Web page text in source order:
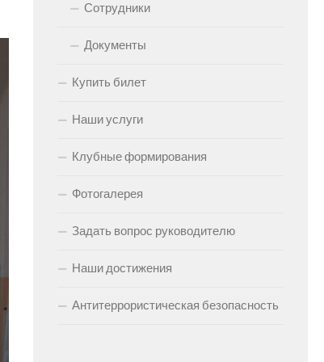
Сотрудники
Документы
Купить билет
Наши услуги
Клубные формирования
Фотогалерея
Задать вопрос руководителю
Наши достижения
Антитеррористическая безопасность